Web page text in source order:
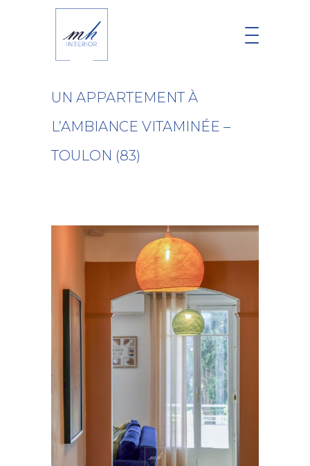
UN APPARTEMENT À
L’AMBIANCE VITAMINÉE –
TOULON (83)